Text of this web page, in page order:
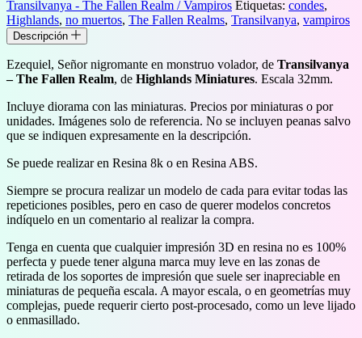
volador
(Ezekiel,
Lord
necromancer
on
Flying
monster)
cantidad
Transilvanya - The Fallen Realm / Vampiros Etiquetas: condes,
Highlands, no muertos, The Fallen Realms, Transilvanya, vampiros
Descripción
Ezequiel, Señor nigromante en monstruo volador, de Transilvanya
– The Fallen Realm, de Highlands Miniatures. Escala 32mm.
Incluye diorama con las miniaturas. Precios por miniaturas o por
unidades. Imágenes solo de referencia. No se incluyen peanas salvo
que se indiquen expresamente en la descripción.
Se puede realizar en Resina 8k o en Resina ABS.
Siempre se procura realizar un modelo de cada para evitar todas las
repeticiones posibles, pero en caso de querer modelos concretos
indíquelo en un comentario al realizar la compra.
Tenga en cuenta que cualquier impresión 3D en resina no es 100%
perfecta y puede tener alguna marca muy leve en las zonas de
retirada de los soportes de impresión que suele ser inapreciable en
miniaturas de pequeña escala. A mayor escala, o en geometrías muy
complejas, puede requerir cierto post-procesado, como un leve lijado
o enmasillado.